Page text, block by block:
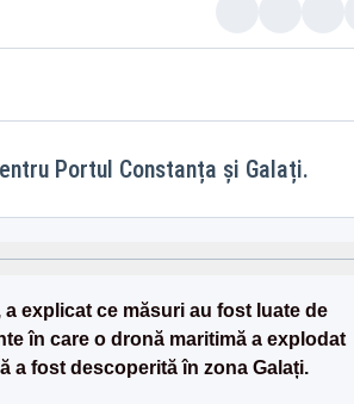
Portul Constanța și Galați.
explicat ce măsuri au fost luate de
în care o dronă maritimă a explodat
a fost descoperită în zona Galați.